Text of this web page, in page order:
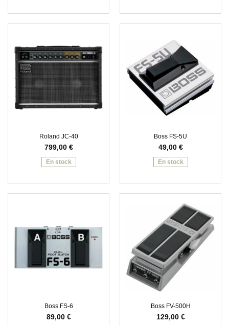
Roland JC-40
799,00 €
En stock
Boss FS-5U
49,00 €
En stock
Boss FS-6
89,00 €
Boss FV-500H
129,00 €